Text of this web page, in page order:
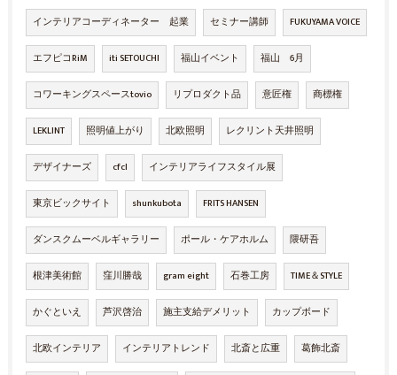
インテリアコーディネーター 起業 セミナー講師 FUKUYAMA VOICE
エフピコRiM iti SETOUCHI 福山イベント 福山 6月
コワーキングスペースtovio リプロダクト品 意匠権 商標権
LEKLINT 照明値上がり 北欧照明 レクリント天井照明
デザイナーズ cfcl インテリアライフスタイル展
東京ビックサイト shunkubota FRITS HANSEN
ダンスクムーベルギャラリー ポール・ケアホルム 隈研吾
根津美術館 窪川勝哉 gram eight 石巻工房 TIME＆STYLE
かぐといえ 芦沢啓治 施主支給デメリット カップボード
北欧インテリア インテリアトレンド 北斎と広重 葛飾北斎